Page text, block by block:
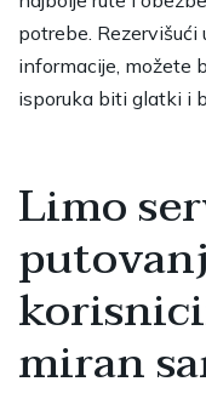
potrebe.
informacije, možete
isporuka biti glatki i
Limo
miran